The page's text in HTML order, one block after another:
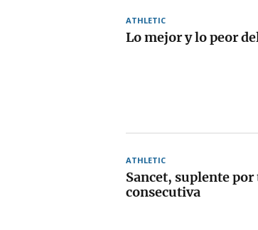
ATHLETIC
Lo mejor y lo peor
ATHLETIC
Sancet, suplente
consecutiva